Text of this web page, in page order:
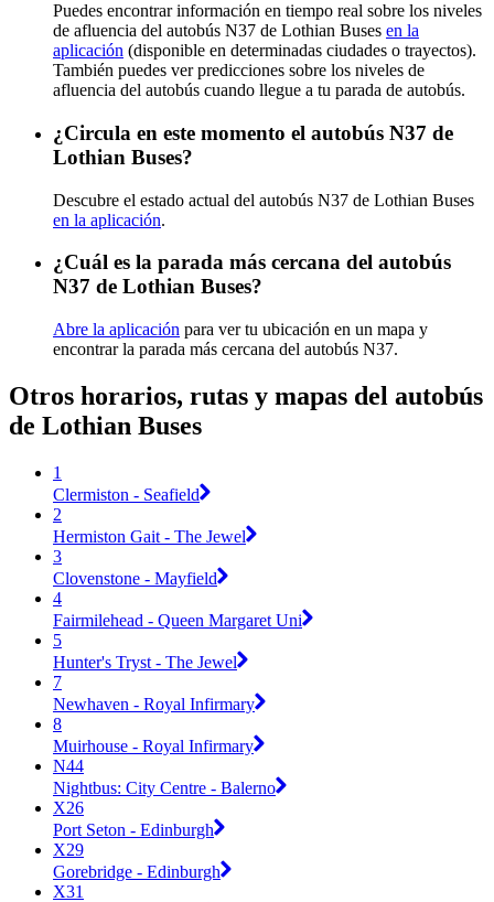
Puedes encontrar información en tiempo real sobre los niveles
de afluencia del autobús N37 de Lothian Buses en la
aplicación (disponible en determinadas ciudades o trayectos).
También puedes ver predicciones sobre los niveles de
afluencia del autobús cuando llegue a tu parada de autobús.
¿Circula en este momento el autobús N37 de
Lothian Buses?
Descubre el estado actual del autobús N37 de Lothian Buses
en la aplicación.
¿Cuál es la parada más cercana del autobús
N37 de Lothian Buses?
Abre la aplicación para ver tu ubicación en un mapa y
encontrar la parada más cercana del autobús N37.
Otros horarios, rutas y mapas del autobús
de Lothian Buses
1
Clermiston - Seafield
2
Hermiston Gait - The Jewel
3
Clovenstone - Mayfield
4
Fairmilehead - Queen Margaret Uni
5
Hunter's Tryst - The Jewel
7
Newhaven - Royal Infirmary
8
Muirhouse - Royal Infirmary
N44
Nightbus: City Centre - Balerno
X26
Port Seton - Edinburgh
X29
Gorebridge - Edinburgh
X31